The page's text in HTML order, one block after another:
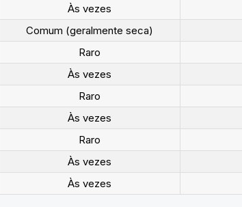
Às vezes
Comum (geralmente seca)
Raro
Às vezes
Raro
Às vezes
Raro
Às vezes
Às vezes